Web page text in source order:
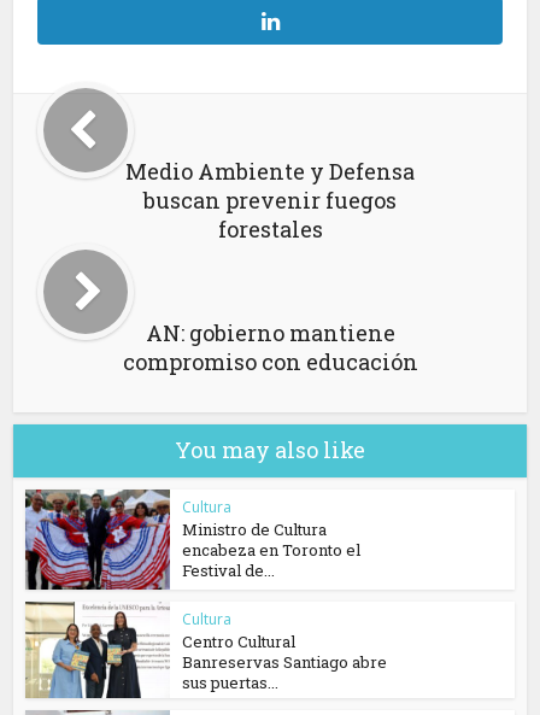
Medio Ambiente y Defensa
buscan prevenir fuegos
forestales
AN: gobierno mantiene
compromiso con educación
You may also like
Cultura
Ministro de Cultura
encabeza en Toronto el
Festival de...
Cultura
Centro Cultural
Banreservas Santiago abre
sus puertas...